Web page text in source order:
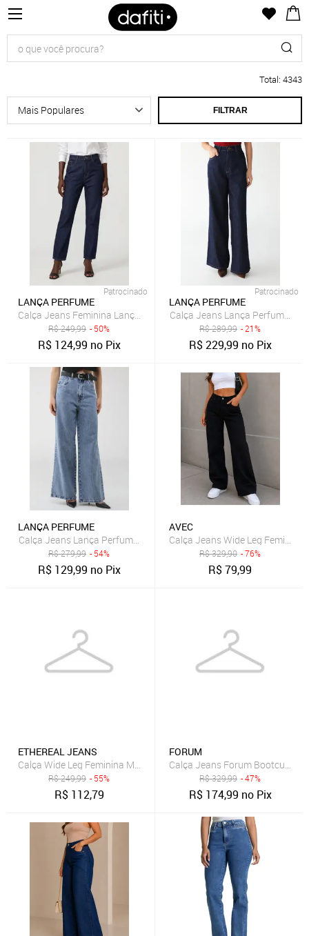
Total: 4343
FILTRAR
Patrocinado
LANÇA PERFUME
Calça Jeans Feminina Lança Perfume Mom Luna Azul
R$249,99 - 50%
R$ 124,99 no Pix
Patrocinado
LANÇA PERFUME
Calça Jeans Lança Perfume
R$289,99 - 21%
R$229,99 no Pix
LANÇA PERFUME
Calça Jeans Lança Perfume Wide Leg Pocket Azul
R$279,99 - 54%
R$ 129,99 no Pix
AVEC
Calça Jeans Wide Leg
R$329,90 - 76%
R$79,99
ETHEREAL JEANS
Calça Wide Leg Feminina MYS Jeans Preta Modelagem Premium
R$249,99 - 55%
R$ 112,79
FORUM
Calça Jeans Forum Bootcut
R$329,99 - 47%
R$ 174,99 no Pix